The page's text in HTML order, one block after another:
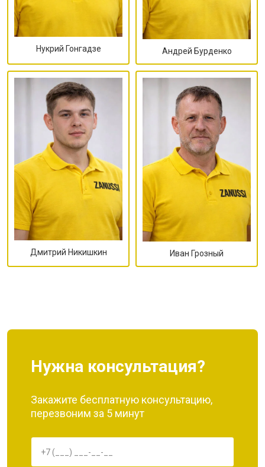
Нукрий Гонгадзе Андрей Бурденко
Дмитрий Никишкин Иван Грозный
Нужна консультация?
Закажите бесплатную консультацию,
перезвоним за 5 минут